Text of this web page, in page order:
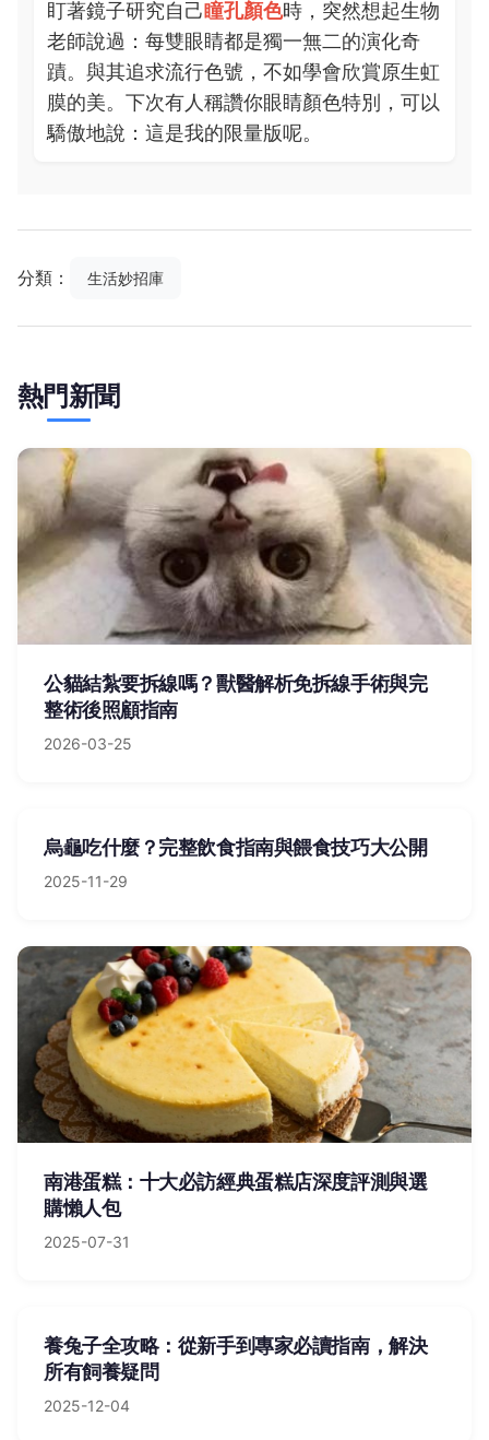
盯著鏡子研究自己瞳孔顏色時，突然想起生物
老師說過：每雙眼睛都是獨一無二的演化奇
蹟。與其追求流行色號，不如學會欣賞原生虹
膜的美。下次有人稱讚你眼睛顏色特別，可以
驕傲地說：這是我的限量版呢。
分類： 生活妙招庫
熱門新聞
公貓結紮要拆線嗎？獸醫解析免拆線手術與完
整術後照顧指南
2026-03-25
烏龜吃什麼？完整飲食指南與餵食技巧大公開
2025-11-29
南港蛋糕：十大必訪經典蛋糕店深度評測與選
購懶人包
2025-07-31
養兔子全攻略：從新手到專家必讀指南，解決
所有飼養疑問
2025-12-04